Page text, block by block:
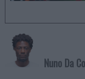
Nuno Da